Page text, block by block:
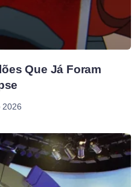
Que Já Foram
2026